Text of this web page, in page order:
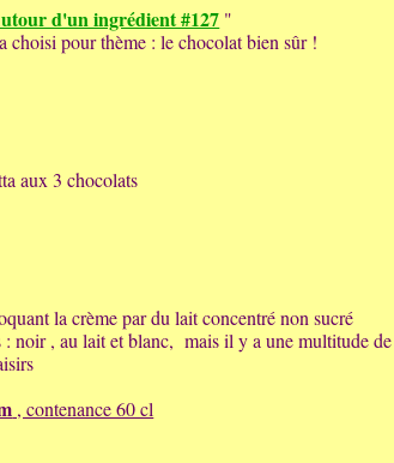
d'un ingrédient #127 "
choisi pour thème : le chocolat bien sûr !
aux 3 chocolats
la crème par du lait concentré non sucré
noir , au lait et blanc, mais il y a une multitude de
, contenance 60 cl